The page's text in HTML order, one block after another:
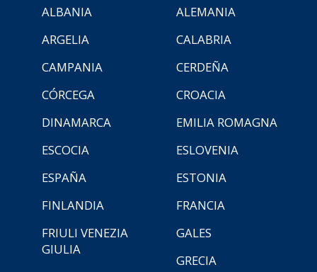
ALBANIA
ALEMANIA
ARGELIA
CALABRIA
CAMPANIA
CERDEÑA
CÓRCEGA
CROACIA
DINAMARCA
EMILIA ROMAGNA
ESCOCIA
ESLOVENIA
ESPAÑA
ESTONIA
FINLANDIA
FRANCIA
FRIULI VENEZIA
GIULIA
GALES
GRECIA